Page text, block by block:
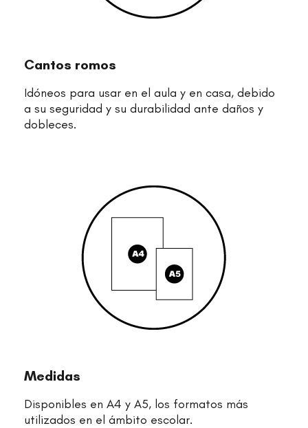
Cantos romos
Idóneos para usar en el aula y en casa, debido
a su seguridad y su durabilidad ante daños y
dobleces.
Medidas
Disponibles en A4 y A5, los formatos más
utilizados en el ámbito escolar.